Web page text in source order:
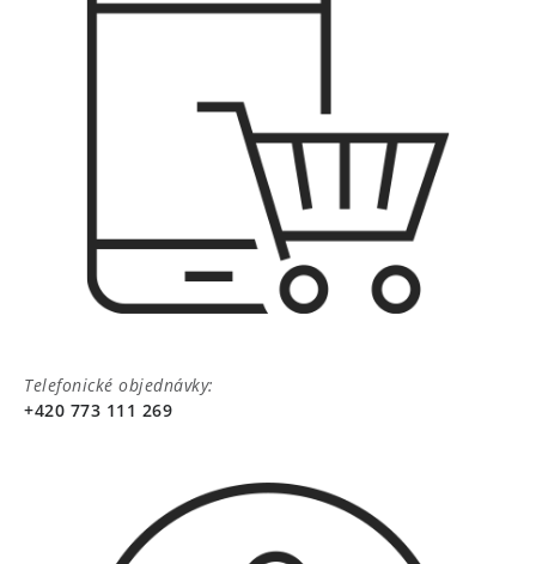
Telefonické objednávky:
+420 773 111 269